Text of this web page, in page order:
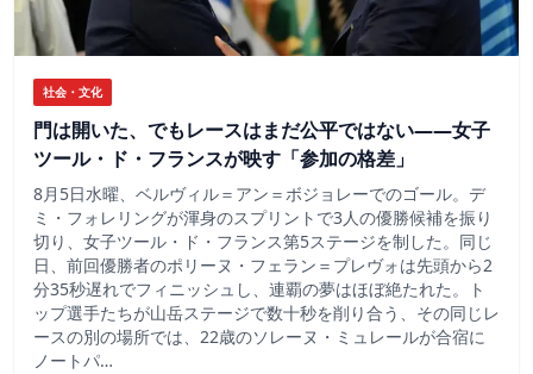
社会・文化
門は開いた、でもレースはまだ公平ではない――女子
ツール・ド・フランスが映す「参加の格差」
8月5日水曜、ベルヴィル＝アン＝ボジョレーでのゴール。デ
ミ・フォレリングが渾身のスプリントで3人の優勝候補を振り
切り、女子ツール・ド・フランス第5ステージを制した。同じ
日、前回優勝者のポリーヌ・フェラン＝プレヴォは先頭から2
分35秒遅れでフィニッシュし、連覇の夢はほぼ絶たれた。ト
ップ選手たちが山岳ステージで数十秒を削り合う、その同じレ
ースの別の場所では、22歳のソレーヌ・ミュレールが合宿に
ノートパ…